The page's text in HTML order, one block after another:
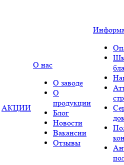
АКЦИИ
О нас
О заводе
О
продукции
Блог
Новости
Вакансии
Отзывы